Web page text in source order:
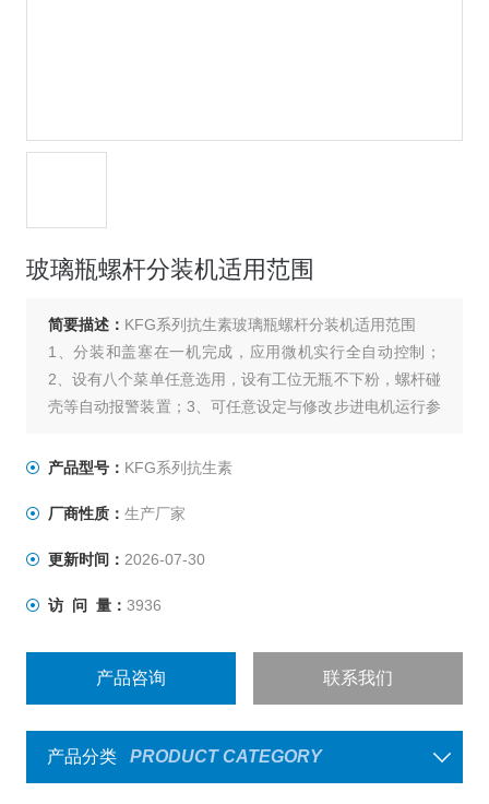
玻璃瓶螺杆分装机适用范围
简要描述： KFG系列抗生素玻璃瓶螺杆分装机适用范围
1、分装和盖塞在一机完成，应用微机实行全自动控制；
2、设有八个菜单任意选用，设有工位无瓶不下粉，螺杆碰
壳等自动报警装置；3、可任意设定与修改步进电机运行参
杆，解决粘性及流动性差之药粉的分装难点；5、需经常清
产品型号： KFG系列抗生素
厂商性质： 生产厂家
更新时间： 2026-07-30
访 问 量： 3936
产品咨询 联系我们
产品分类 PRODUCT CATEGORY